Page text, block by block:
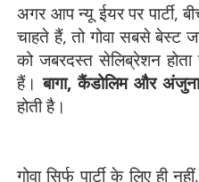
अगर आप न्यू ईयर पर पार्टी,
चाहते हैं, तो गोवा सबसे बेस्ट
को जबरदस्त सेलिब्रेशन
हैं।बागा, कैंडोलिम और
होती है।
गोवा सिर्फ पार्टी के लिए ही